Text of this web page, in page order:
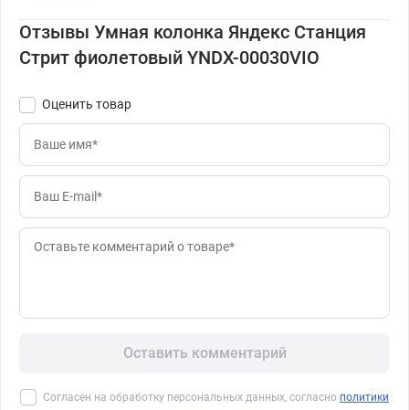
Отзывы Умная колонка Яндекс Станция
Стрит фиолетовый YNDX-00030VIO
Оценить товар
Оставить комментарий
Согласен на обработку персональных данных, согласно политики